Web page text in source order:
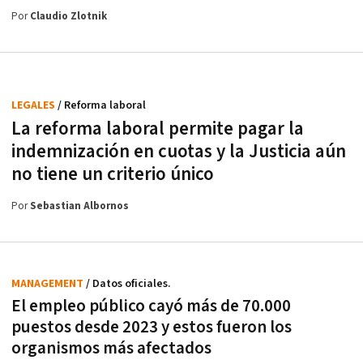
PorClaudio Zlotnik
La reforma laboral permite pagar la
indemnización en cuotas y la Justicia aún
no tiene un criterio único
LEGALES / Reforma laboral
PorSebastian Albornos
El empleo público cayó más de 70.000
puestos desde 2023 y estos fueron los
organismos más afectados
MANAGEMENT / Datos oficiales.